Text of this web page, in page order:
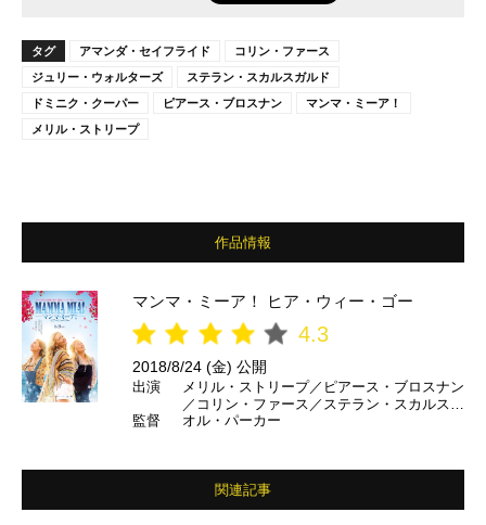
タグ アマンダ・セイフライド
コリン・ファース
ジュリー・ウォルターズ
ステラン・スカルスガルド
ドミニク・クーパー
ピアース・ブロスナン
マンマ・ミーア！
メリル・ストリープ
作品情報
マンマ・ミーア！ ヒア・ウィー・ゴー
4.3
2018/8/24 (金) 公開
出演
メリル・ストリープ／ピアース・ブロスナン
／コリン・ファース／ステラン・スカルスガ
ルド／ジュリー・ウォルターズ／ドミニク・
ズ／ジョシュ・ディラン／ヒュー・スキナー
／ジェレミー・アーヴァイン／アレクサ・デ
イヴィーズ／ジェシカ・キーナン・ウィン／
監督 オル・パーカー
関連記事